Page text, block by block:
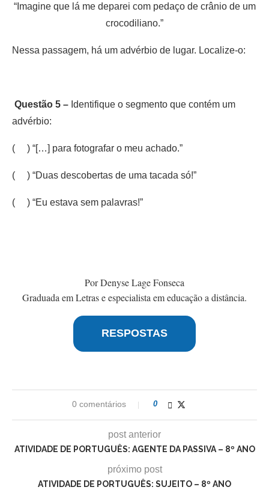
“Imagine que lá me deparei com pedaço de crânio de um
crocodiliano.”
Nessa passagem, há um advérbio de lugar. Localize-o:
Questão 5 – Identifique o segmento que contém um
advérbio:
( ) “[…] para fotografar o meu achado.”
( ) “Duas descobertas de uma tacada só!”
( ) “Eu estava sem palavras!”
Por Denyse Lage Fonseca
Graduada em Letras e especialista em educação a distância.
RESPOSTAS
0 comentários 0
post anterior
ATIVIDADE DE PORTUGUÊS: AGENTE DA PASSIVA – 8º ANO
próximo post
ATIVIDADE DE PORTUGUÊS: SUJEITO – 8º ANO